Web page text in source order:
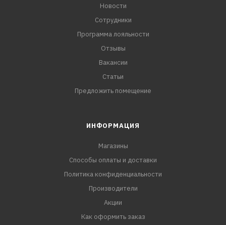
Новости
Сотрудники
Программа лояльности
Отзывы
Вакансии
Статьи
Предложить помещение
ИНФОРМАЦИЯ
Магазины
Способы оплаты и доставки
Политика конфиденциальности
Производители
Акции
Как оформить заказ